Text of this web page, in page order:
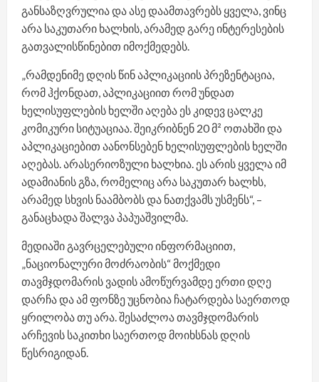
განსაზღვრულია და ასე დაამთავრებს ყველა, ვინც
არა საკუთარი ხალხის, არამედ გარე ინტერესების
გათვალისწინებით იმოქმედებს.
„რამდენიმე დღის წინ აპლიკაციის პრეზენტაცია,
რომ ჰქონდათ, აპლიკაციით რომ უნდათ
ხელისუფლების ხელში აღება ეს კიდევ ცალკე
კომიკური სიტუაციაა. შეიკრიბნენ 20 მ² ოთახში და
აპლიკაციებით აანონსებენ ხელისუფლების ხელში
აღებას. არასერიოზული ხალხია. ეს არის ყველა იმ
ადამიანის გზა, რომელიც არა საკუთარ ხალხს,
არამედ სხვის ნაამბობს და ნათქვამს უსმენს“, –
განაცხადა შალვა პაპუაშვილმა.
მედიაში გავრცელებული ინფორმაციით,
„ნაციონალური მოძრაობის“ მოქმედი
თავმჯდომარის ვადის ამოწურვამდე ერთი დღე
დარჩა და ამ ფონზე უცნობია ჩატარდება საერთოდ
ყრილობა თუ არა. შესაძლოა თავმჯდომარის
არჩევის საკითხი საერთოდ მოიხსნას დღის
წესრიგიდან.